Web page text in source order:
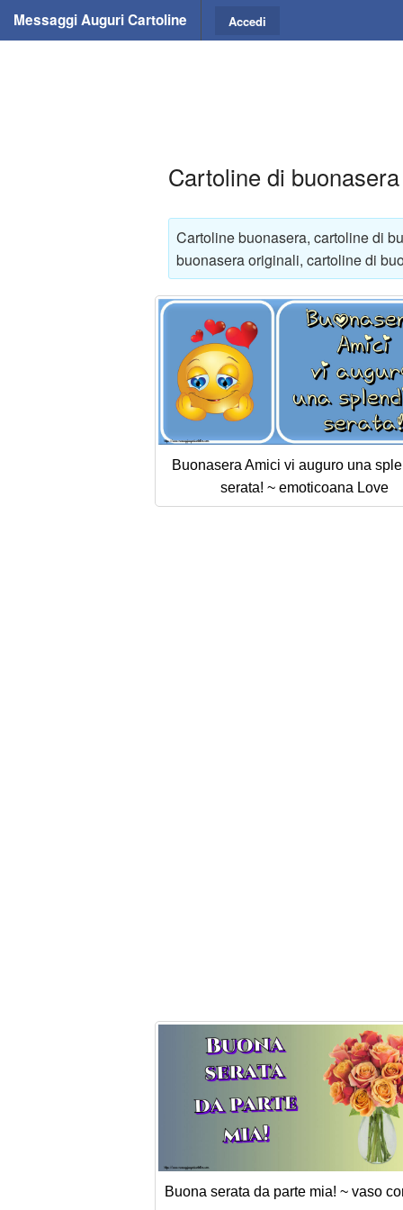
Messaggi Auguri Cartoline Accedi
Cartoline di buonasera
Cartoline buonasera, cartoline di
buonasera originali, cartoline di
Buonasera Amici vi auguro una
serata! ~ emoticoana Love
Buona serata da parte mia! ~ vaso